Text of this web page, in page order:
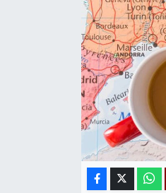
Teknoloji
Yazarlar
Astroloji-Rüya